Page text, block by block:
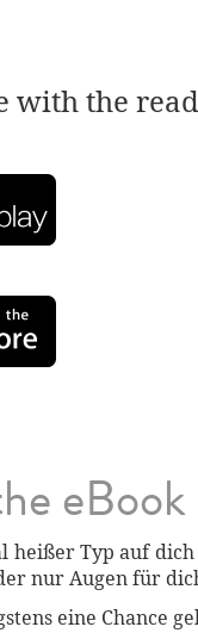
with the
eBook
heißer Typ auf
nur Augen für
eine Chance